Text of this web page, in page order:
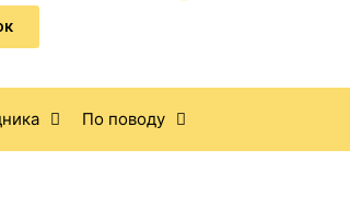
По поводу